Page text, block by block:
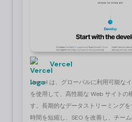
Vercel
Vercel は、グローバルに利用可能な
を使用して、高性能な Web サイトの
す。長期的なデータストリーミング
時間を短縮し、SEO を改善し、チー